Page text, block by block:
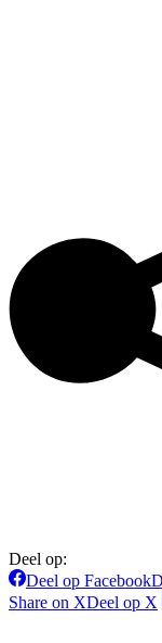
Deel op:
Deel op Facebook
Share on XDeel op X